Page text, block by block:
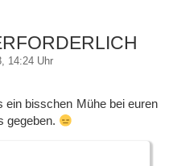
14:24 Uhr
ein bisschen Mühe bei euren
gegeben.